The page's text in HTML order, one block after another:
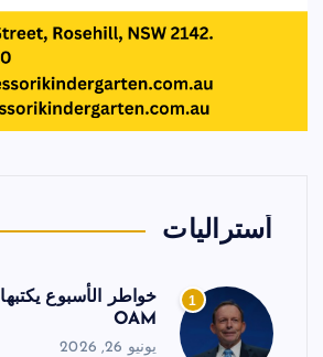
أستراليات
1
خواطر الأسبوع
OAM
يونيو 26, 2026